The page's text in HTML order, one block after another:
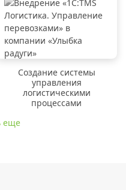
Создание системы
управления
логистическими
процессами
еще